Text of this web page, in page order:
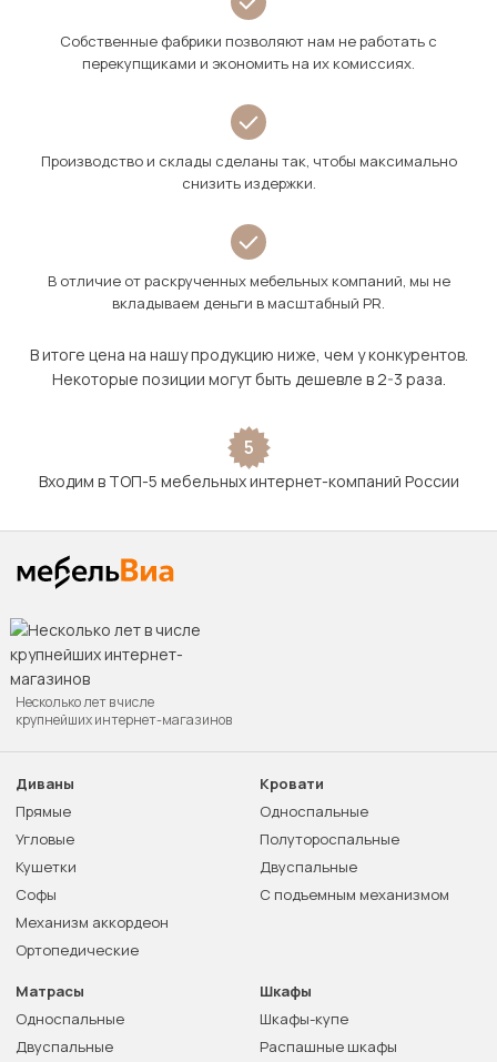
Собственные фабрики позволяют нам не работать с
перекупщиками и экономить на их комиссиях.
Производство и склады сделаны так, чтобы максимально
снизить издержки.
В отличие от раскрученных мебельных компаний, мы не
вкладываем деньги в масштабный PR.
В итоге цена на нашу продукцию ниже, чем у конкурентов.
Некоторые позиции могут быть дешевле в 2-3 раза.
5
Входим в ТОП-5 мебельных интернет-компаний России
Несколько лет в числе
крупнейших интернет-магазинов
Диваны
Прямые
Угловые
Кушетки
Софы
Механизм аккордеон
Ортопедические
Кровати
Односпальные
Полутороспальные
Двуспальные
С подъемным механизмом
Матрасы
Односпальные
Двуспальные
Шкафы
Шкафы-купе
Распашные шкафы